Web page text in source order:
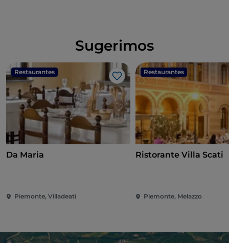
Sugerimos
Restaurantes
Me gusta
Da Maria
Piemonte, Villadeati
Restaurantes
Ristorante Villa Scati
Piemonte, Melazzo